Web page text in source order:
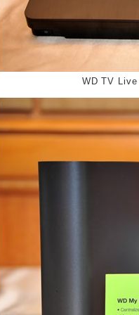
WD TV Live